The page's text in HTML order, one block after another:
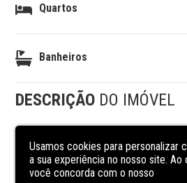
Quartos
Banheiros
DESCRIÇÃO DO IMÓVEL
CARACTERÍSTICASDA
área de serviço
Usamos cookies para personalizar
a sua experiência no nosso site. Ao
você concorda com o nosso